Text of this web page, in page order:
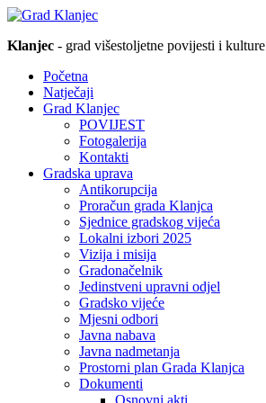
Klanjec - grad višestoljetne povijesti i kulture
Početna
Natječaji
Grad Klanjec
POVIJEST
Fotogalerija
Kontakti
Gradska uprava
Antikorupcija
Proračun grada Klanjca
Sjednice gradskog vijeća
Lokalni izbori 2025
Vizija i misija
Gradonačelnik
Jedinstveni upravni odjel
Gradsko vijeće
Mjesni odbori
Javna nabava
Javna nadmetanja
Prostorni plan Grada Klanjca
Dokumenti
Osnovni akti